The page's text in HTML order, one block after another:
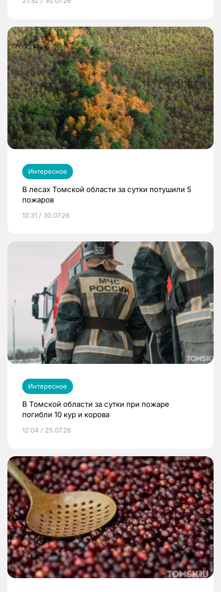
Интересное
В лесах Томской области за сутки потушили 5
пожаров
12:31 / 30.07.26
Интересное
В Томской области за сутки при пожаре
погибли 10 кур и корова
12:04 / 25.07.26